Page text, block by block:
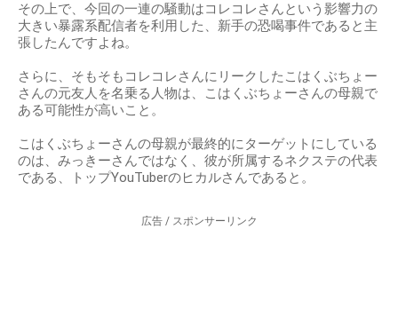
その上で、今回の一連の騒動はコレコレさんという影響力の
大きい暴露系配信者を利用した、新手の恐喝事件であると主
張したんですよね。
さらに、そもそもコレコレさんにリークしたこはくぶちょー
さんの元友人を名乗る人物は、こはくぶちょーさんの母親で
ある可能性が高いこと。
こはくぶちょーさんの母親が最終的にターゲットにしている
のは、みっきーさんではなく、彼が所属するネクステの代表
である、トップYouTuberのヒカルさんであると。
広告 / スポンサーリンク